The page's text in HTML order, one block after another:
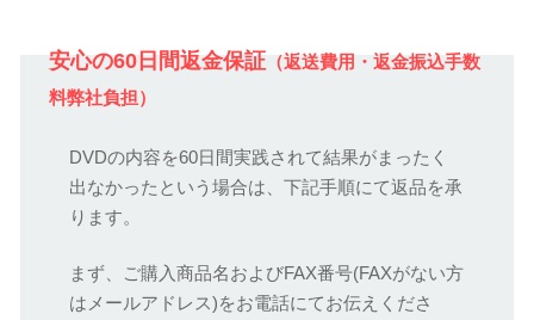
安心の60日間返金保証 （返送費用・返金振込手数
料弊社負担）
DVDの内容を60日間実践されて結果がまったく
出なかったという場合は、下記手順にて返品を承
ります。
まず、ご購入商品名およびFAX番号(FAXがない方
はメールアドレス)をお電話にてお伝えくださ